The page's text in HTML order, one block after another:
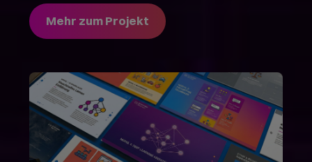
Mehr zum Projekt